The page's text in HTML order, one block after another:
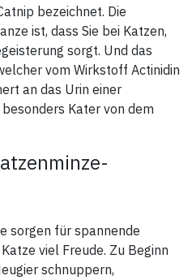
bezeichnet. Die
ist, dass Sie bei Katzen,
sorgt. Und das
vom Wirkstoff Actinidin
an das Urin einer
Kater von dem
sorgen für spannende
viel Freude. Zu Beginn
schnuppern,